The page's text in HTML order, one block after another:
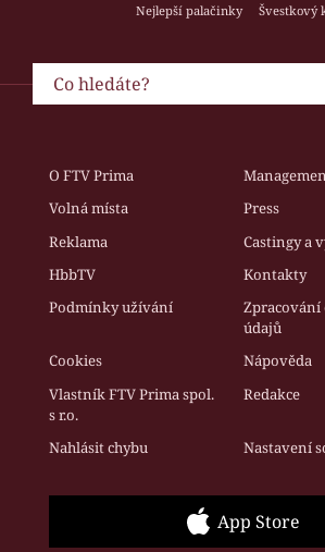
Nejlepší palačinky
Švestkový
O FTV Prima
Volná místa
Press
Reklama
Castingy a
HbbTV
Kontakty
Podmínky užívání
Zpracování
údajů
Cookies
Nápověda
Vlastník FTV Prima spol.
s r.o.
Redakce
Nahlásit chybu Nastavení
App Store